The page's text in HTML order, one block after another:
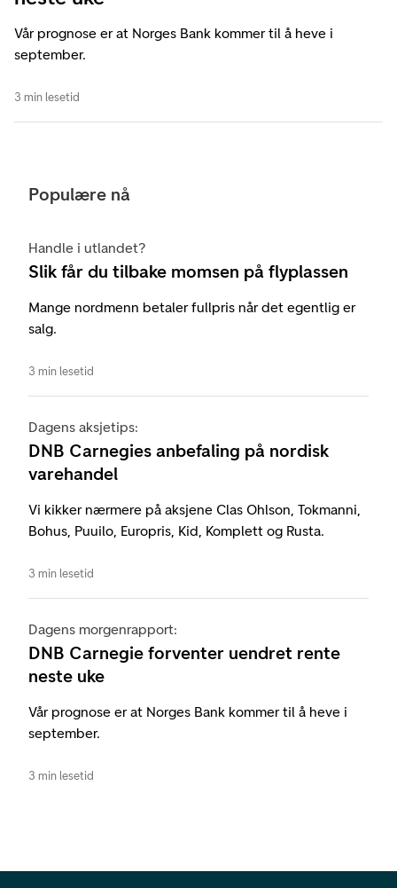
Vår prognose er at Norges Bank kommer til å heve i
september.
3 min lesetid
Populære nå
Handle i utlandet?
Slik får du tilbake momsen på flyplassen
Mange nordmenn betaler fullpris når det egentlig er
salg.
3 min lesetid
Dagens aksjetips:
DNB Carnegies anbefaling på nordisk
varehandel
Vi kikker nærmere på aksjene Clas Ohlson, Tokmanni,
Bohus, Puuilo, Europris, Kid, Komplett og Rusta.
3 min lesetid
Dagens morgenrapport:
DNB Carnegie forventer uendret rente
neste uke
Vår prognose er at Norges Bank kommer til å heve i
september.
3 min lesetid